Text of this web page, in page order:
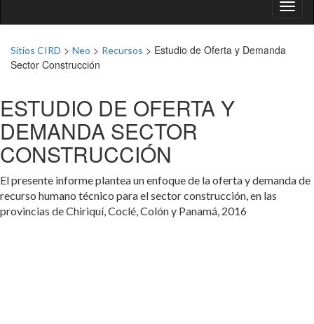
Sitios CIRD > Neo > Recursos > Estudio de Oferta y Demanda
Sector Construcción
ESTUDIO DE OFERTA Y
DEMANDA SECTOR
CONSTRUCCIÓN
El presente informe plantea un enfoque de la oferta y demanda de
recurso humano técnico para el sector construcción, en las
provincias de Chiriquí, Coclé, Colón y Panamá, 2016